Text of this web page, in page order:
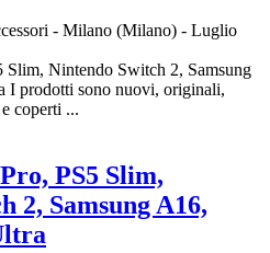
- Milano (Milano) - Luglio
Slim, Nintendo Switch 2, Samsung
I prodotti sono nuovi, originali,
coperti ...
PS5 Slim,
2, Samsung A16,